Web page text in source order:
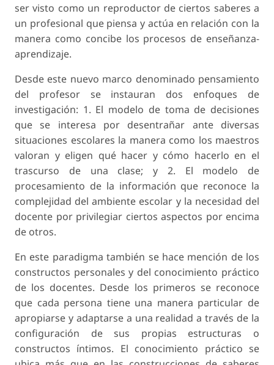
ser visto como un reproductor de ciertos saberes a
un profesional que piensa y actúa en relación con la
manera como concibe los procesos de enseñanza-
aprendizaje.
Desde este nuevo marco denominado pensamiento
del profesor se instauran dos enfoques de
investigación: 1. El modelo de toma de decisiones
que se interesa por desentrañar ante diversas
situaciones escolares la manera como los maestros
valoran y eligen qué hacer y cómo hacerlo en el
trascurso de una clase; y 2. El modelo de
procesamiento de la información que reconoce la
complejidad del ambiente escolar y la necesidad del
docente por privilegiar ciertos aspectos por encima
de otros.
En este paradigma también se hace mención de los
constructos personales y del conocimiento práctico
de los docentes. Desde los primeros se reconoce
que cada persona tiene una manera particular de
apropiarse y adaptarse a una realidad a través de la
configuración de sus propias estructuras o
constructos íntimos. El conocimiento práctico se